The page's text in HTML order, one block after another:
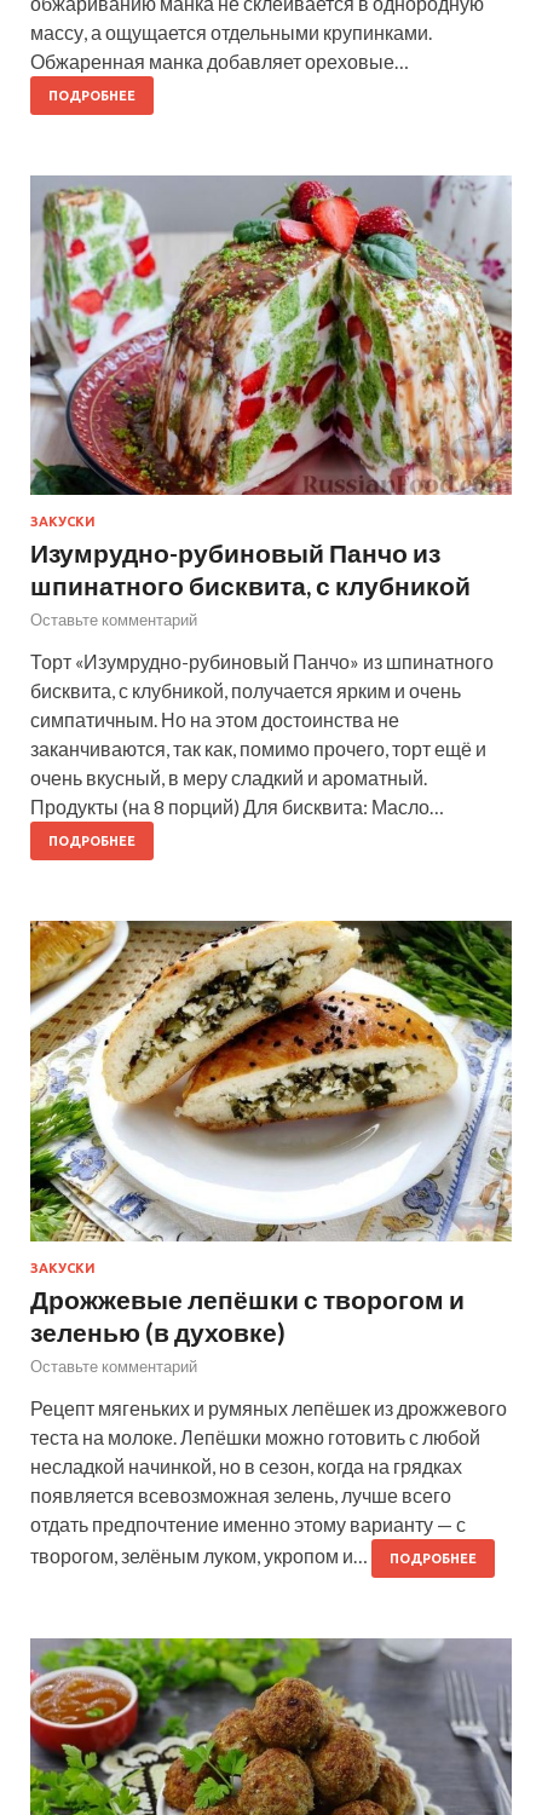
массу, а ощущается отдельными крупинками.
Обжаренная манка добавляет ореховые…
ПОДРОБНЕЕ
ЗАКУСКИ
Изумрудно-рубиновый Панчо из
шпинатного бисквита, с клубникой
Оставьте комментарий
Торт «Изумрудно-рубиновый Панчо» из шпинатного
бисквита, с клубникой, получается ярким и очень
симпатичным. Но на этом достоинства не
заканчиваются, так как, помимо прочего, торт ещё и
очень вкусный, в меру сладкий и ароматный.
Продукты (на 8 порций) Для бисквита: Масло…
ПОДРОБНЕЕ
ЗАКУСКИ
Дрожжевые лепёшки с творогом и
зеленью (в духовке)
Оставьте комментарий
Рецепт мягеньких и румяных лепёшек из дрожжевого
теста на молоке. Лепёшки можно готовить с любой
несладкой начинкой, но в сезон, когда на грядках
появляется всевозможная зелень, лучше всего
отдать предпочтение именно этому варианту — с
творогом, зелёным луком, укропом и…
ПОДРОБНЕЕ